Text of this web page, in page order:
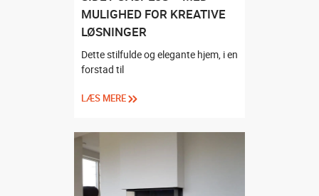
MULIGHED FOR KREATIVE
LØSNINGER
Dette stilfulde og elegante hjem, i en
forstad til
LÆS MERE